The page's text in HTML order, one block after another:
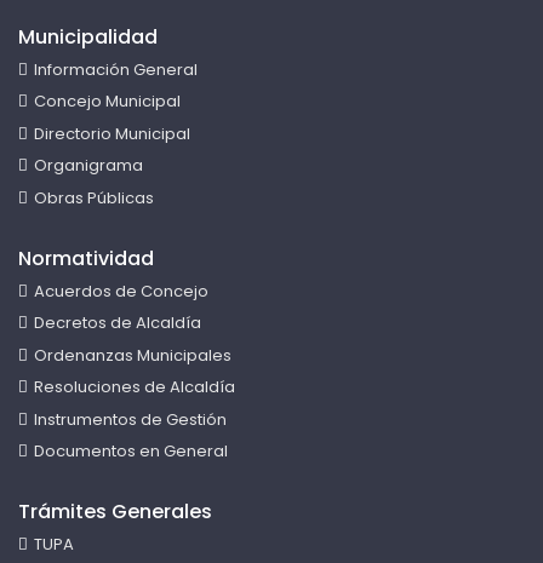
Municipalidad
Información General
Concejo Municipal
Directorio Municipal
Organigrama
Obras Públicas
Normatividad
Acuerdos de Concejo
Decretos de Alcaldía
Ordenanzas Municipales
Resoluciones de Alcaldía
Instrumentos de Gestión
Documentos en General
Trámites Generales
TUPA